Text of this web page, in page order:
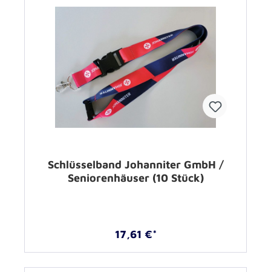
Schlüsselband Johanniter GmbH /
Seniorenhäuser (10 Stück)
17,61 €*